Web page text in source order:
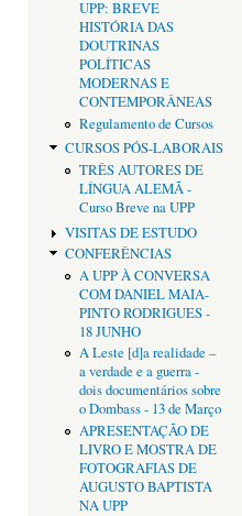
UPP: BREVE
HISTÓRIA DAS
DOUTRINAS
POLÍTICAS
MODERNAS E
CONTEMPORÂNEAS
Regulamento de Cursos
CURSOS PÓS-LABORAIS
TRÊS AUTORES DE
LÍNGUA ALEMÃ -
Curso Breve na UPP
VISITAS DE ESTUDO
CONFERÊNCIAS
A UPP À CONVERSA
COM DANIEL MAIA-
PINTO RODRIGUES -
18 JUNHO
A Leste [d]a realidade –
a verdade e a guerra -
dois documentários sobre
o Dombass - 13 de Março
APRESENTAÇÃO DE
LIVRO E MOSTRA DE
FOTOGRAFIAS DE
AUGUSTO BAPTISTA
NA UPP